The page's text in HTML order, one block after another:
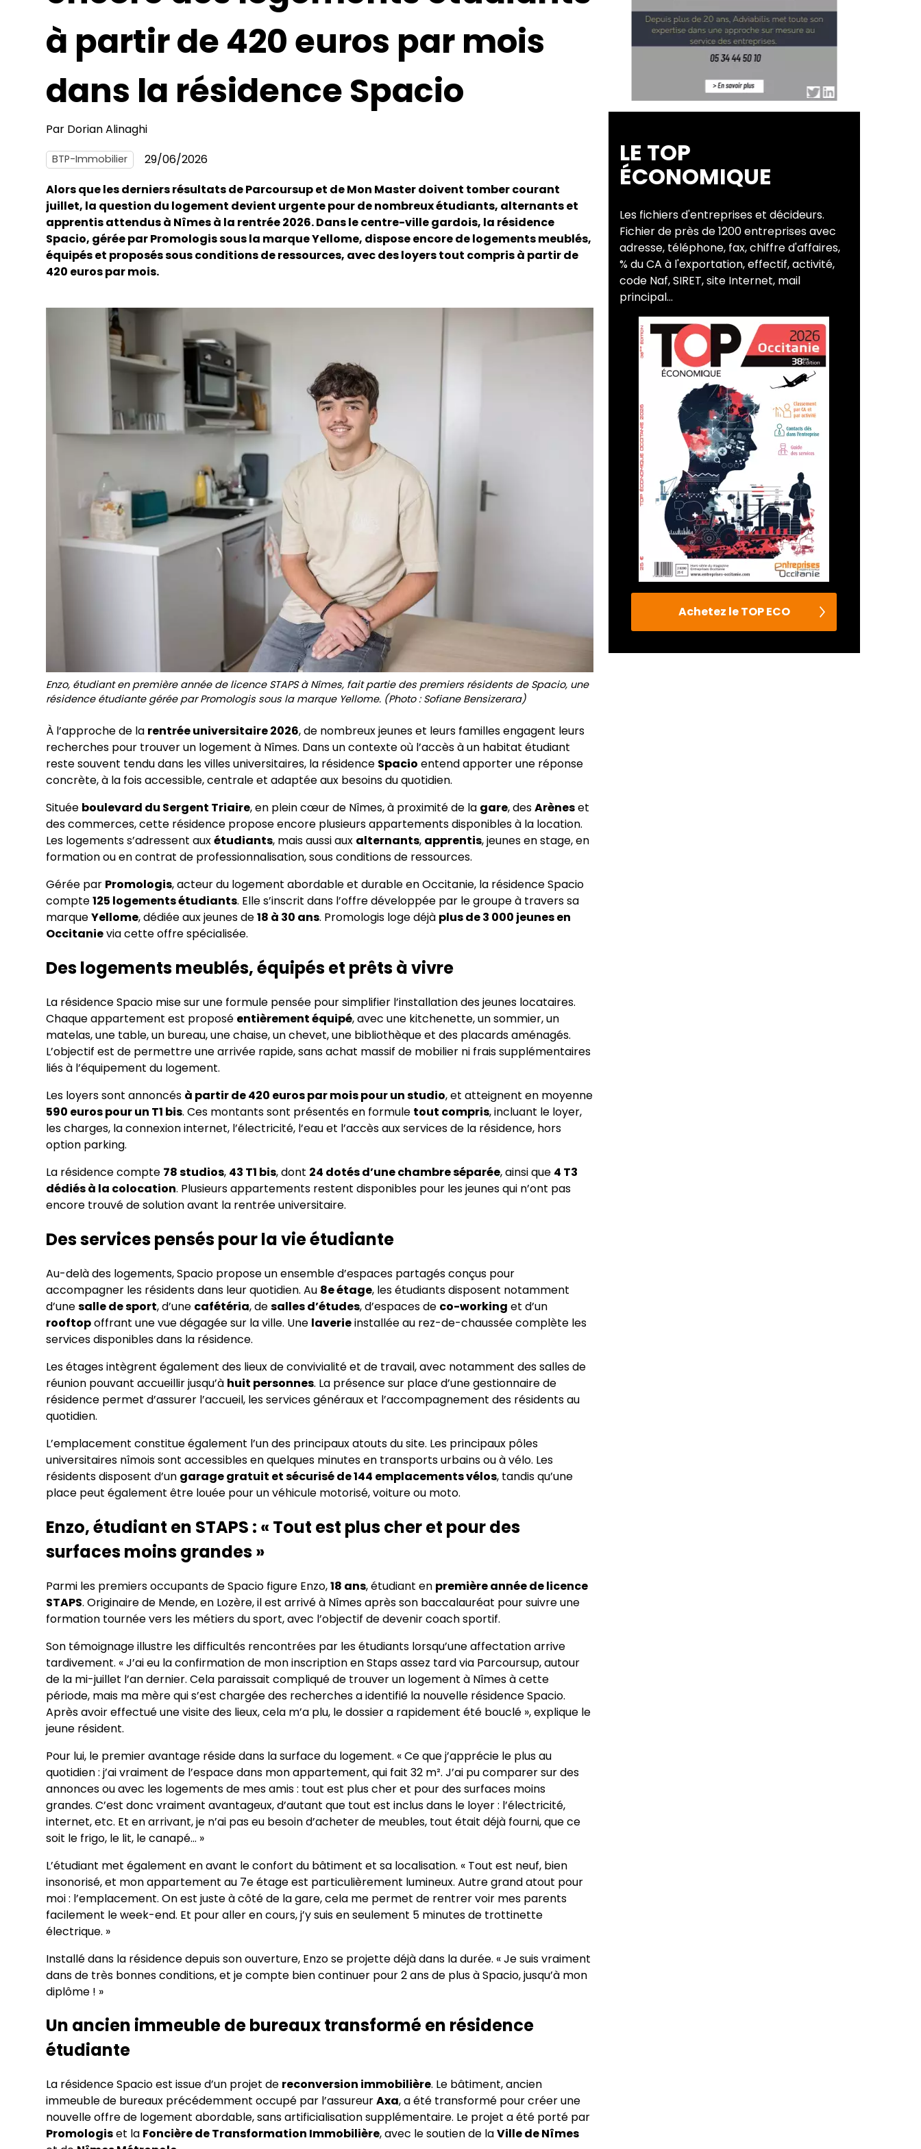
à partir de 420 euros par mois
dans la résidence Spacio
Par Dorian Alinaghi
BTP-Immobilier
29/06/2026
Alors que les derniers résultats de Parcoursup et de Mon Master doivent tomber courant
juillet, la question du logement devient urgente pour de nombreux étudiants, alternants et
apprentis attendus à Nîmes à la rentrée 2026. Dans le centre-ville gardois, la résidence
Spacio, gérée par Promologis sous la marque Yellome, dispose encore de logements meublés,
équipés et proposés sous conditions de ressources, avec des loyers tout compris à partir de
420 euros par mois.
Enzo, étudiant en première année de licence STAPS à Nîmes, fait partie des premiers résidents de Spacio, une
résidence étudiante gérée par Promologis sous la marque Yellome. (Photo : Sofiane Bensizerara)
À l’approche de la rentrée universitaire 2026, de nombreux jeunes et leurs familles engagent leurs
recherches pour trouver un logement à Nîmes. Dans un contexte où l’accès à un habitat étudiant
reste souvent tendu dans les villes universitaires, la résidence Spacio entend apporter une réponse
concrète, à la fois accessible, centrale et adaptée aux besoins du quotidien.
Située boulevard du Sergent Triaire, en plein cœur de Nîmes, à proximité de la gare, desArèneset
des commerces, cette résidence propose encore plusieurs appartements disponibles à la location.
Les logements s’adressent auxétudiants, mais aussi aux alternants, apprentis, jeunes en stage, en
formation ou en contrat de professionnalisation, sous conditions de ressources.
Gérée par Promologis, acteur du logement abordable et durable en Occitanie, la résidence Spacio
compte125 logements étudiants. Elle s’inscrit dans l’offre développée par le groupe à travers sa
marqueYellome, dédiée aux jeunes de18 à 30 ans. Promologis loge déjà plus de 3 000 jeunes en
Occitanievia cette offre spécialisée.
Des logements meublés, équipés et prêts à vivre
La résidence Spacio mise sur une formule pensée pour simplifier l’installation des jeunes locataires.
Chaque appartement est proposé entièrement équipé, avec une kitchenette, un sommier, un
matelas, une table, un bureau, une chaise, un chevet, une bibliothèque et des placards aménagés.
L’objectif est de permettre une arrivée rapide, sans achat massif de mobilier ni frais supplémentaires
liés à l’équipement du logement.
Les loyers sont annoncés à partir de 420 euros par mois pour un studio, et atteignent en moyenne
590 euros pour un T1 bis. Ces montants sont présentés en formule tout compris, incluant le loyer,
les charges, la connexion internet, l’électricité, l’eau et l’accès aux services de la résidence, hors
option parking.
La résidence compte 78 studios, 43 T1 bis, dont 24 dotés d’une chambre séparée, ainsi que 4 T3
dédiés à la colocation. Plusieurs appartements restent disponibles pour les jeunes qui n’ont pas
encore trouvé de solution avant la rentrée universitaire.
Des services pensés pour la vie étudiante
Au-delà des logements, Spacio propose un ensemble d’espaces partagés conçus pour
accompagner les résidents dans leur quotidien. Au 8e étage, les étudiants disposent notamment
d’unesalle de sport, d’une cafétéria, desalles d’études, d’espaces de co-working et d’un
rooftopoffrant une vue dégagée sur la ville. Une laverieinstallée au rez-de-chaussée complète les
services disponibles dans la résidence.
Les étages intègrent également des lieux de convivialité et de travail, avec notamment des salles de
réunion pouvant accueillir jusqu’à huit personnes. La présence sur place d’une gestionnaire de
résidence permet d’assurer l’accueil, les services généraux et l’accompagnement des résidents au
quotidien.
L’emplacement constitue également l’un des principaux atouts du site. Les principaux pôles
universitaires nîmois sont accessibles en quelques minutes en transports urbains ou à vélo. Les
résidents disposent d’un garage gratuit et sécurisé de 144 emplacements vélos, tandis qu’une
place peut également être louée pour un véhicule motorisé, voiture ou moto.
Enzo, étudiant en STAPS : « Tout est plus cher et pour des
surfaces moins grandes »
Parmi les premiers occupants de Spacio figure Enzo,18 ans, étudiant en première année de licence
STAPS. Originaire de Mende, en Lozère, il est arrivé à Nîmes après son baccalauréat pour suivre une
formation tournée vers les métiers du sport, avec l’objectif de devenir coach sportif.
Son témoignage illustre les difficultés rencontrées par les étudiants lorsqu’une affectation arrive
tardivement. « J’ai eu la confirmation de mon inscription en Staps assez tard via Parcoursup, autour
de la mi-juillet l’an dernier. Cela paraissait compliqué de trouver un logement à Nîmes à cette
période, mais ma mère qui s’est chargée des recherches a identifié la nouvelle résidence Spacio.
Après avoir effectué une visite des lieux, cela m’a plu, le dossier a rapidement été bouclé », explique le
jeune résident.
Pour lui, le premier avantage réside dans la surface du logement. « Ce que j’apprécie le plus au
quotidien : j’ai vraiment de l’espace dans mon appartement, qui fait 32 m². J’ai pu comparer sur des
annonces ou avec les logements de mes amis : tout est plus cher et pour des surfaces moins
grandes. C’est donc vraiment avantageux, d’autant que tout est inclus dans le loyer : l’électricité,
internet, etc. Et en arrivant, je n’ai pas eu besoin d’acheter de meubles, tout était déjà fourni, que ce
soit le frigo, le lit, le canapé… »
L’étudiant met également en avant le confort du bâtiment et sa localisation. « Tout est neuf, bien
insonorisé, et mon appartement au 7e étage est particulièrement lumineux. Autre grand atout pour
moi : l’emplacement. On est juste à côté de la gare, cela me permet de rentrer voir mes parents
facilement le week-end. Et pour aller en cours, j’y suis en seulement 5 minutes de trottinette
électrique. »
Installé dans la résidence depuis son ouverture, Enzo se projette déjà dans la durée. « Je suis vraiment
dans de très bonnes conditions, et je compte bien continuer pour 2 ans de plus à Spacio, jusqu’à mon
diplôme ! »
Un ancien immeuble de bureaux transformé en résidence
étudiante
La résidence Spacio est issue d’un projet de reconversion immobilière. Le bâtiment, ancien
immeuble de bureaux précédemment occupé par l’assureurAxa, a été transformé pour créer une
nouvelle offre de logement abordable, sans artificialisation supplémentaire. Le projet a été porté par
Promologiset la Foncière de Transformation Immobilière, avec le soutien de laVille de Nîmes
LE TOP
ÉCONOMIQUE
Les fichiers d'entreprises et décideurs.
Fichier de près de 1200 entreprises avec
adresse, téléphone, fax, chiffre d'affaires,
% du CA à l'exportation, effectif, activité,
code Naf, SIRET, site Internet, mail
principal...
Achetez le TOP ECO